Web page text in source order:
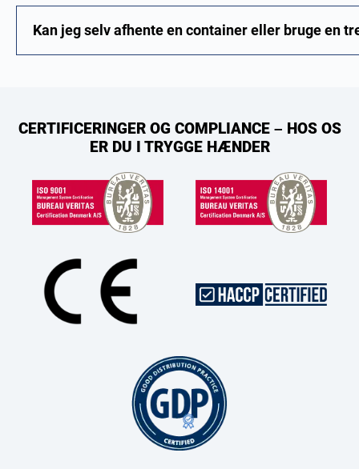
Kan jeg selv afhente en container eller bruge en
CERTIFICERINGER OG COMPLIANCE – HOS OS
ER DU I TRYGGE HÆNDER